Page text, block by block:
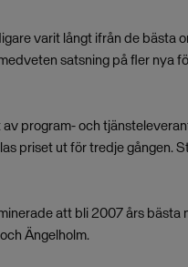
varit långt ifrån de bästa
satsning på fler nya
program- och
priset ut för tredje gången.
att bli 2007 års
Ängelholm.